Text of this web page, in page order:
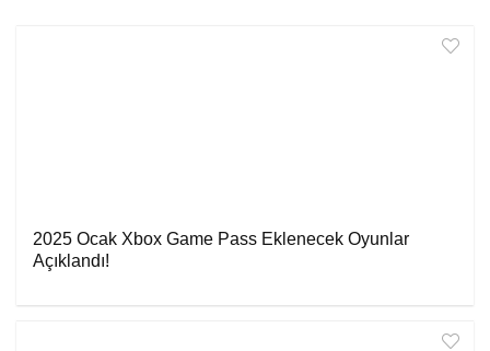
2025 Ocak Xbox Game Pass Eklenecek Oyunlar
Açıklandı!